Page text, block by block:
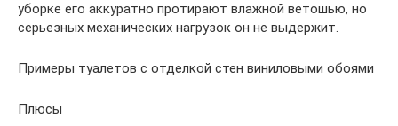
уборке его аккуратно протирают влажной ветошью, но
серьезных механических нагрузок он не выдержит.
Примеры туалетов с отделкой стен виниловыми обоями
Плюсы